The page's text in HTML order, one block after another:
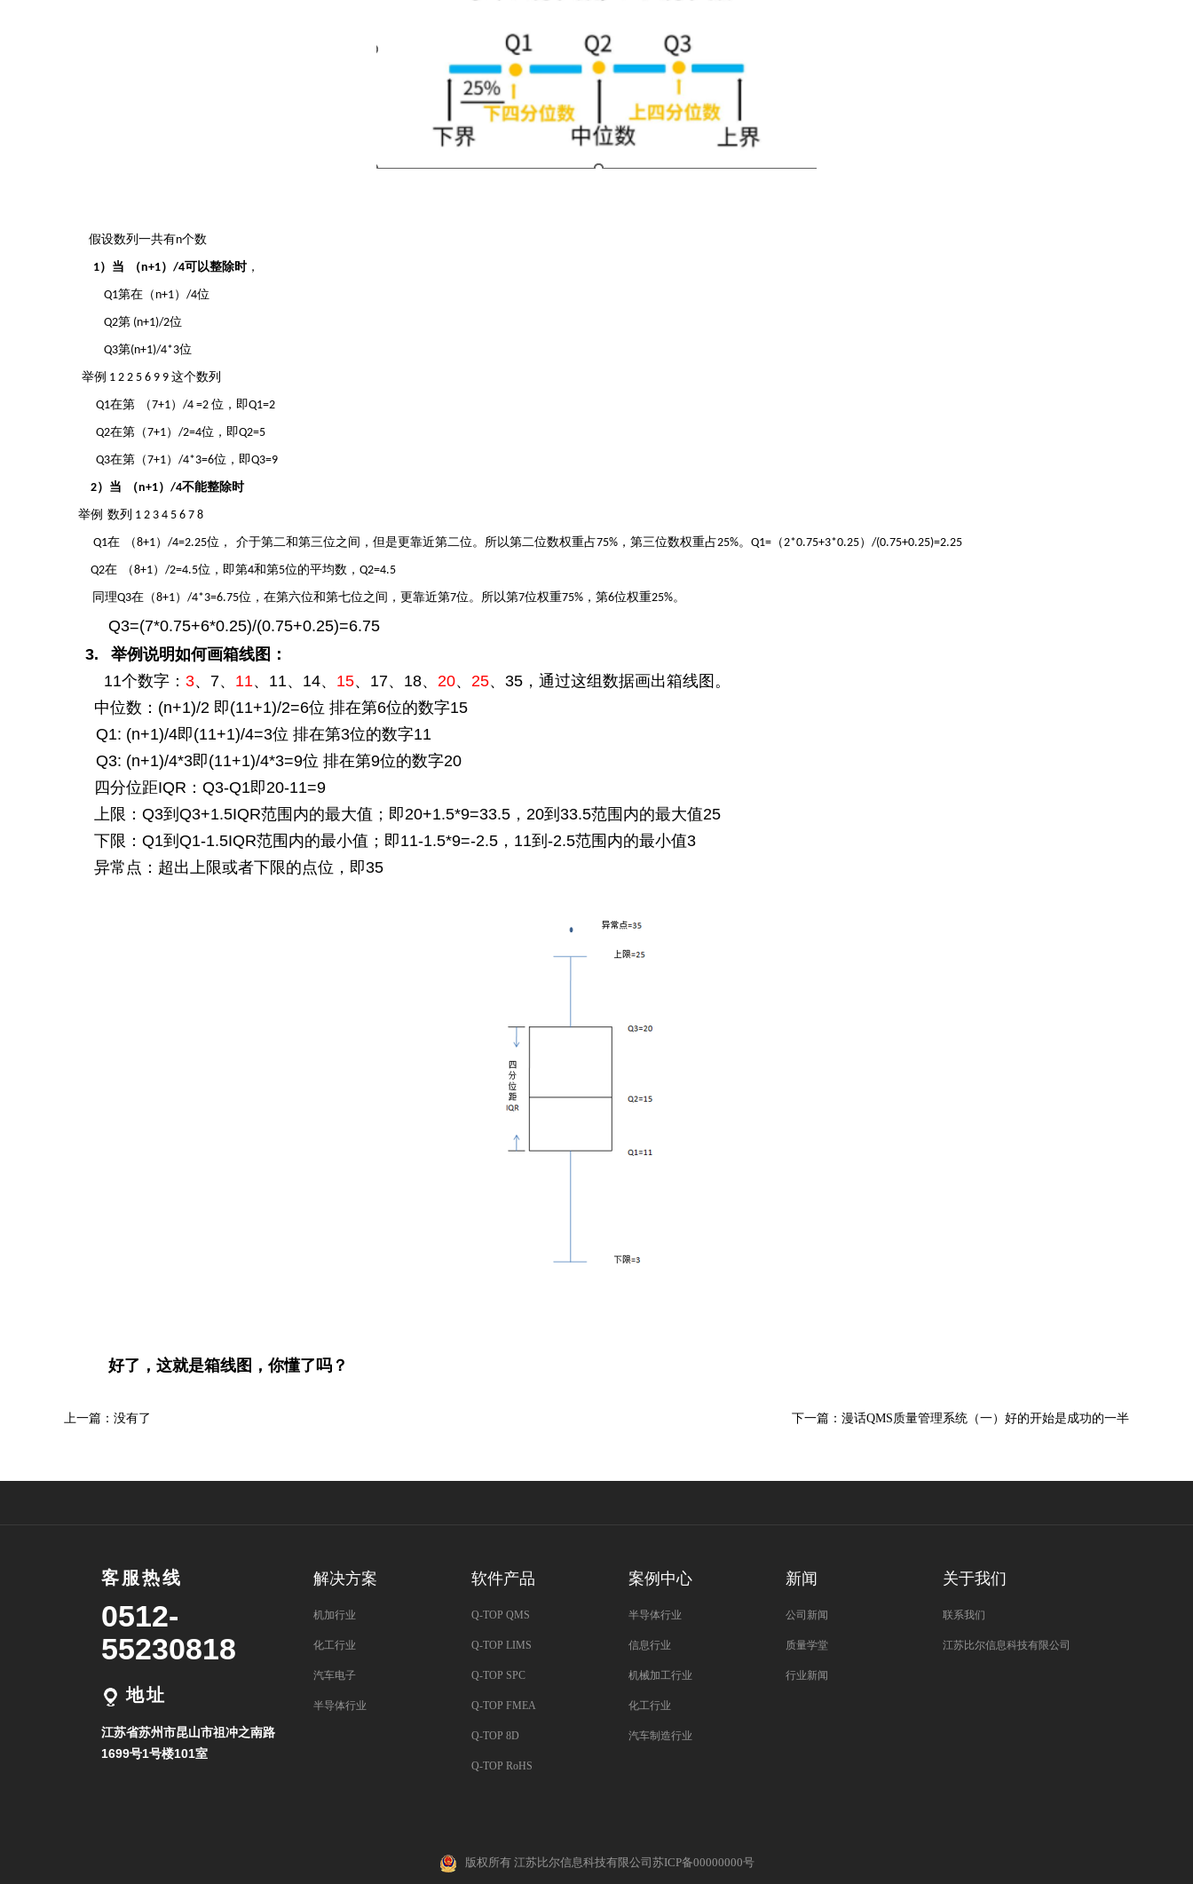
假设数列一共有n个数
1）当 （n+1） /4可以整除时，
Q1第在（ n+1） /4位
Q2第 (n+1)/2位
Q3第(n+1)/4*3位
举例 1 2 2 5 6 9 9 这个数列
Q1在第 （7+1） /4 =2 位，即Q1=2
Q2在第（7+1） /2=4位，即Q2=5
Q3在第（7+1） /4*3=6位，即Q3=9
2）当 （n+1） /4不能整除时
举例 数列 1 2 3 4 5 6 7 8
Q1在 （8+1） /4=2.25位， 介于第二和第三位之间，但是更靠近第二位。所以第二位数权重占75% ，第三位数权重占25%。 Q1= （2*0.75+3*0.25） /(0.75+0.25)=2.25
Q2在 （8+1） /2=4.5位，即第4和第5位的平均数， Q2=4.5
同理Q3在（8+1） /4*3=6.75位，在第六位和第七位之间，更靠近第7位。所以第7位权重75% ，第6位权重25%。
Q3=(7*0.75+6*0.25)/(0.75+0.25)=6.75
3.
举例说明如何画箱线图：
11个数字： 3、 7、 11、 11、 14、 15、 17、 18、 20、 25、 35 ，通过这组数据画出箱线图。
中位数： (n+1)/2 即(11+1)/2=6位 排在第6位的数字15
Q1: (n+1)/4即(11+1)/4=3位 排在第3位的数字11
Q3: (n+1)/4*3即(11+1)/4*3=9位 排在第9位的数字20
四分位距IQR ： Q3-Q1即20-11=9
上限： Q3到 Q3+1.5IQR范围内的最大值；即20+1.5*9=33.5 ， 20到 33.5范围内的最大值25
下限： Q1到 Q1-1.5IQR范围内的最小值；即11-1.5*9=-2.5 ， 11到 -2.5范围内的最小值3
异常点：超出上限或者下限的点位，即35
好了，这就是箱线图，你懂了吗？
上一篇：没有了 下一篇： 漫话QMS质量管理系统（一）好的开始是成功的一半
客服热线
0512-
55230818
地址
江苏省苏州市昆山市祖冲之南路
1699号1号楼101室
解决方案
机加行业
化工行业
汽车电子
半导体行业
软件产品
Q-TOP QMS
Q-TOP LIMS
Q-TOP SPC
Q-TOP FMEA
Q-TOP 8D
Q-TOP RoHS
案例中心
半导体行业
信息行业
机械加工行业
化工行业
汽车制造行业
新闻
公司新闻
质量学堂
行业新闻
关于我们
联系我们
江苏比尔信息科技有限公司
版权所有 江苏比尔信息科技有限公司 苏ICP备00000000号